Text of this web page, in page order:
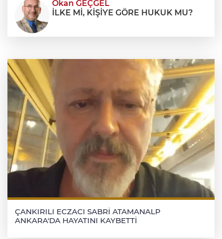
Okan GEÇGEL
İLKE Mİ, KİŞİYE GÖRE HUKUK MU?
AZERBAYCANLI YAZAR
"ABDURRAHİM BEY
HAKVERDİYEV'İN TİYATRO
ESERLERİ" ADLI KİTABI ARTIK
TÜRKÇE
Mehmet Buğra Öztürk
SOMALİ DENİZLERİNİ TÜRKİYE
KORUYACAK
Omur Acikgoz
KAAN'IN İLK UÇUŞU DÜNYA
BASININDA
ÇANKIRILI ECZACI SABRİ ATAMANALP
ANKARA'DA HAYATINI KAYBETTİ